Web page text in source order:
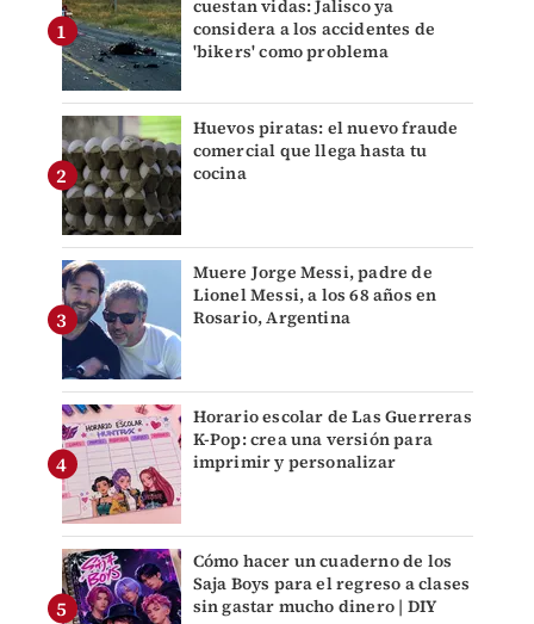
cuestan vidas: Jalisco ya
considera a los accidentes de
'bikers' como problema
Huevos piratas: el nuevo fraude
comercial que llega hasta tu
cocina
Muere Jorge Messi, padre de
Lionel Messi, a los 68 años en
Rosario, Argentina
Horario escolar de Las Guerreras
K-Pop: crea una versión para
imprimir y personalizar
Cómo hacer un cuaderno de los
Saja Boys para el regreso a clases
sin gastar mucho dinero | DIY